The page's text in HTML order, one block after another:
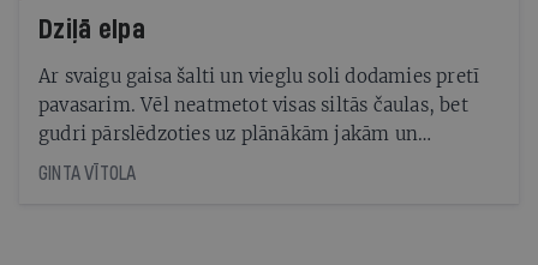
Dziļā elpa
Ar svaigu gaisa šalti un vieglu soli dodamies pretī
pavasarim. Vēl neatmetot visas siltās čaulas, bet
gudri pārslēdzoties uz plānākām jakām un
gaisīgākiem aksesuāriem
GINTA VĪTOLA